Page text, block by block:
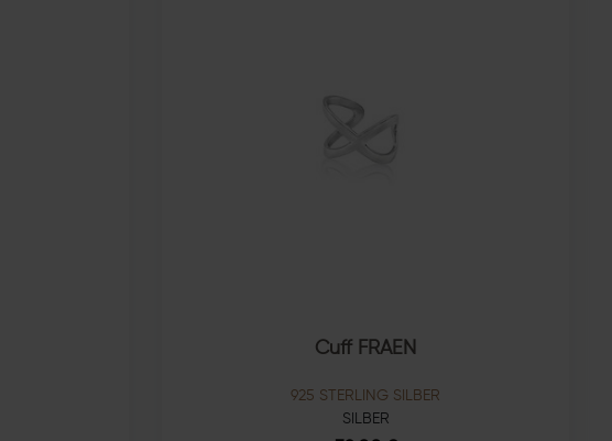
Cuff FRAEN
925 STERLING SILBER
SILBER